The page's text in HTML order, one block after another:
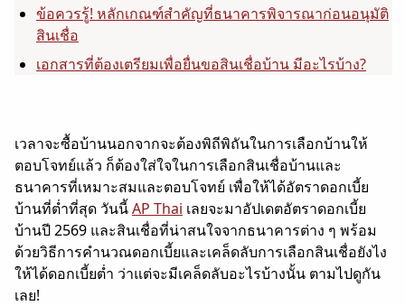
ข้อควรรู้! หลักเกณฑ์สำคัญที่ธนาคารพิจารณาก่อนอนุมัติ
สินเชื่อ
เอกสารที่ต้องเตรียมเพื่อยื่นขอสินเชื่อบ้าน มีอะไรบ้าง?
เวลาจะซื้อบ้านนอกจากจะต้องพิถีพิถันในการเลือกบ้านให้
ตอบโจทย์แล้ว ก็ต้องใส่ใจในการเลือกสินเชื่อบ้านและ
ธนาคารที่เหมาะสมและตอบโจทย์ เพื่อให้ได้อัตราดอกเบี้ย
บ้านที่ต่ำที่สุด วันนี้AP Thai เลยจะมาอัปเดตอัตราดอกเบี้ย
บ้านปี 2569 และสินเชื่อที่น่าสนใจจากธนาคารต่าง ๆ พร้อม
ด้วยวิธีการคำนวณดอกเบี้ยและเคล็ดลับการเลือกสินเชื่อยังไง
ให้ได้ดอกเบี้ยต่ำ ว่าแต่จะมีเคล็ดลับอะไรบ้างนั้น ตามไปดูกัน
เลย!